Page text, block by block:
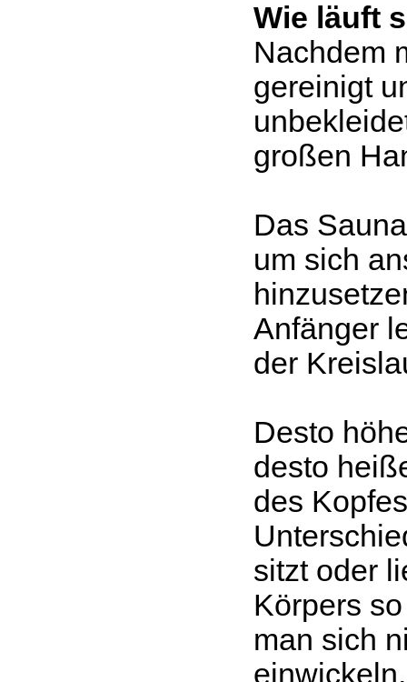
Wie läuft
Nachdem
gereinigt
großen
Das
um sich
Anfänger
der
Desto
desto
des
sitzt oder
Körpers
man sich